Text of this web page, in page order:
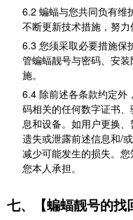
6.2 蝙蝠与您共同负有维
不断更新技术措施，努力
6.3 您须采取必要措施保
管蝙蝠靓号与密码、安
施。
6.4 除前述各条款约定外
码相关的任何数字证书
息和设备。如用户更换
遗失或泄露前述信息和/
减少可能发生的损失。
您本人承担。
七、【蝙蝠靓号的找